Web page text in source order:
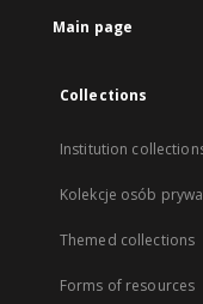
Main page
Collections
Institution
Kolekcje osób
Themed collections
Forms of resources